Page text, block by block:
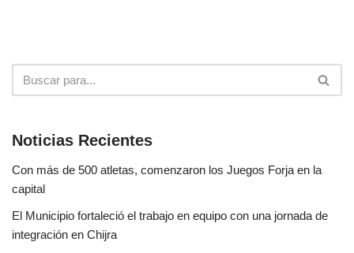
Noticias Recientes
Con más de 500 atletas, comenzaron los Juegos Forja en la
capital
El Municipio fortaleció el trabajo en equipo con una jornada de
integración en Chijra